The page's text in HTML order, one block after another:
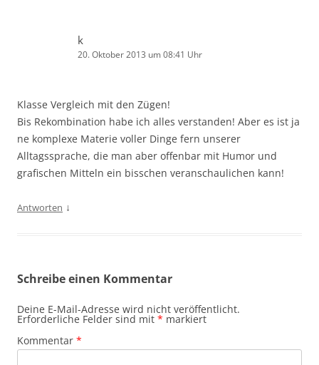
k
20. Oktober 2013 um 08:41 Uhr
Klasse Vergleich mit den Zügen!
Bis Rekombination habe ich alles verstanden! Aber es ist ja
ne komplexe Materie voller Dinge fern unserer
Alltagssprache, die man aber offenbar mit Humor und
grafischen Mitteln ein bisschen veranschaulichen kann!
Antworten ↓
Schreibe einen Kommentar
Deine E-Mail-Adresse wird nicht veröffentlicht.
Erforderliche Felder sind mit * markiert
Kommentar *